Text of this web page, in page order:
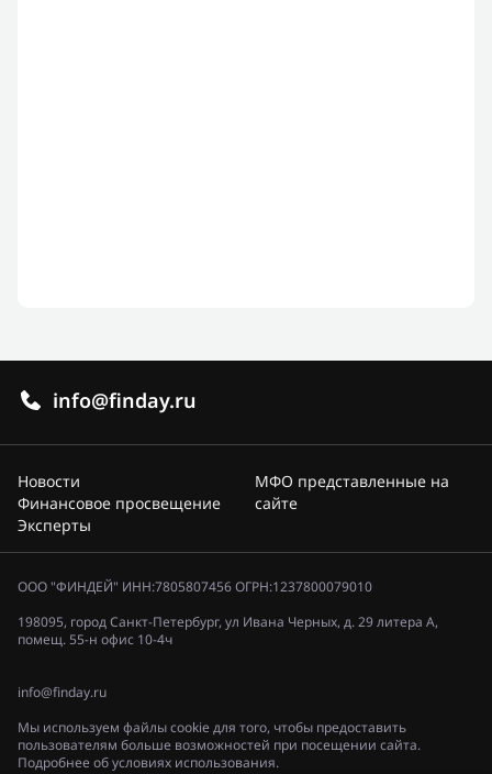
info@finday.ru
Новости
Финансовое просвещение
Эксперты
МФО представленные на
сайте
ООО "ФИНДЕЙ" ИНН:7805807456 ОГРН:1237800079010
198095, город Санкт-Петербург, ул Ивана Черных, д. 29 литера А,
помещ. 55-н офис 10-4ч
info@finday.ru
Мы используем файлы cookie для того, чтобы предоставить
пользователям больше возможностей при посещении сайта.
Подробнее об условиях использования.